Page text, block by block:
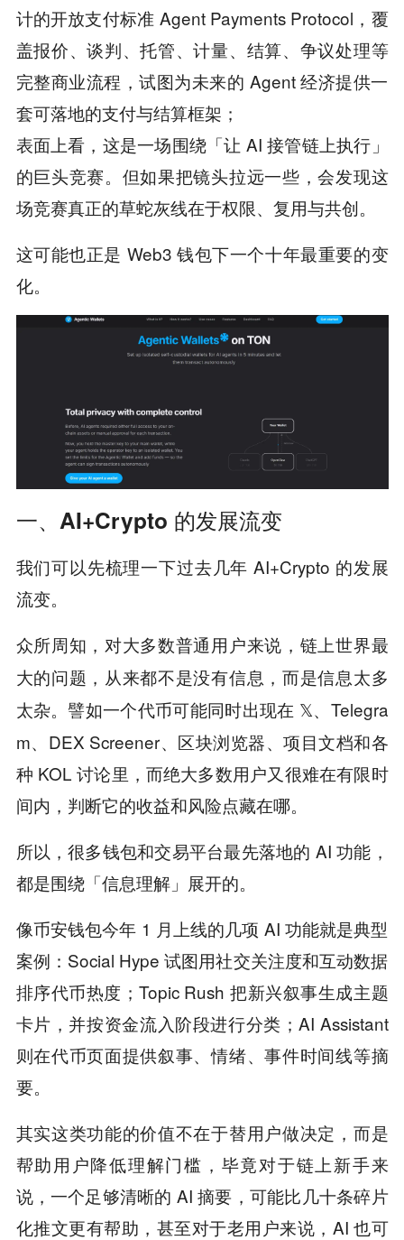
计的开放支付标准 Agent Payments Protocol，覆
盖报价、谈判、托管、计量、结算、争议处理等
完整商业流程，试图为未来的 Agent 经济提供一
套可落地的支付与结算框架；
表面上看，这是一场围绕「让 AI 接管链上执行」
的巨头竞赛。但如果把镜头拉远一些，会发现这
场竞赛真正的草蛇灰线在于权限、复用与共创。
这可能也正是 Web3 钱包下一个十年最重要的变
化。
一、AI+Crypto 的发展流变
我们可以先梳理一下过去几年 AI+Crypto 的发展
流变。
众所周知，对大多数普通用户来说， 链上世界最
大的问题，从来都不是没有信息，而是信息太多
太杂。 譬如一个代币可能同时出现在 𝕏、Telegra
m、DEX Screener、区块浏览器、项目文档和各
种 KOL 讨论里，而绝大多数用户又很难在有限时
间内，判断它的收益和风险点藏在哪。
所以，很多钱包和交易平台最先落地的 AI 功能，
都是围绕「信息理解」展开的。
像币安钱包今年 1 月上线的几项 AI 功能就是典型
案例：Social Hype 试图用社交关注度和互动数据
排序代币热度；Topic Rush 把新兴叙事生成主题
卡片，并按资金流入阶段进行分类；AI Assistant
则在代币页面提供叙事、情绪、事件时间线等摘
要。
其实这类功能的价值不在于替用户做决定，而是
帮助用户降低理解门槛，毕竟对于链上新手来
说，一个足够清晰的 AI 摘要，可能比几十条碎片
化推文更有帮助，甚至对于老用户来说，AI 也可